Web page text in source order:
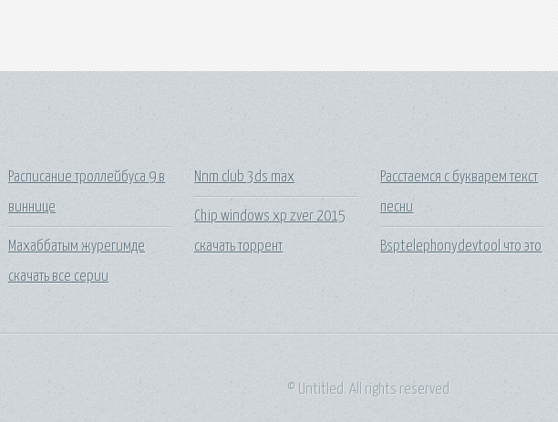
Расписание троллейбуса 9 в
виннице
Махаббатым журегимде
скачать все серии
Nnm club 3ds max
Chip windows xp zver 2015
скачать торрент
Расстаемся с букварем текст
песни
Bsptelephonydevtool что это
© Untitled. All rights reserved.